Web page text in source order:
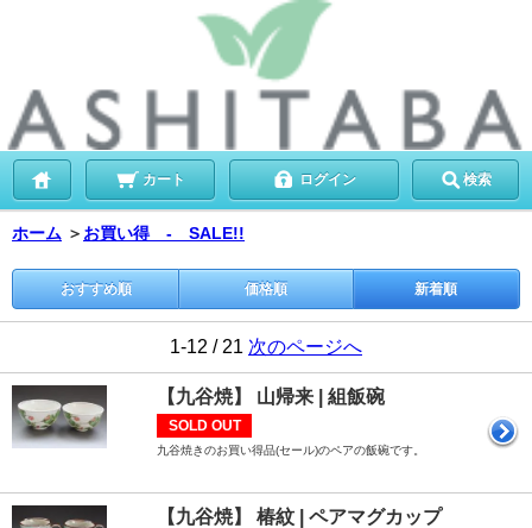
カート ログイン 検索
ホーム ＞ お買い得 - SALE!!
おすすめ順 価格順 新着順
1-12 / 21 次のページへ
【九谷焼】 山帰来 | 組飯碗
SOLD OUT
九谷焼きのお買い得品(セール)のペアの飯碗です。
【九谷焼】 椿紋 | ペアマグカップ